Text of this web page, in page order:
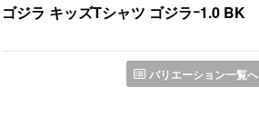
ゴジラ キッズTシャツ ゴジラｰ1.0 BK
バリエーション一覧へ